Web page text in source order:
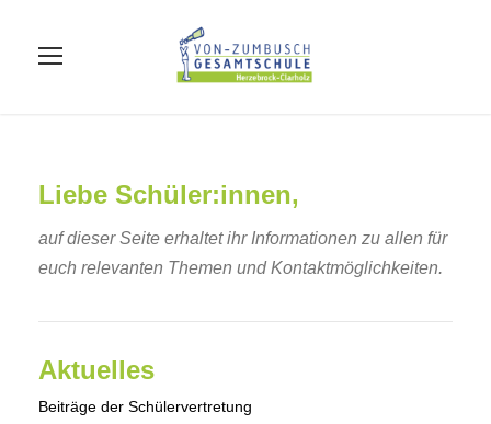
Liebe Schüler:innen,
auf dieser Seite erhaltet ihr Informationen zu allen für
euch relevanten Themen und Kontaktmöglichkeiten.
Aktuelles
Beiträge der Schülervertretung